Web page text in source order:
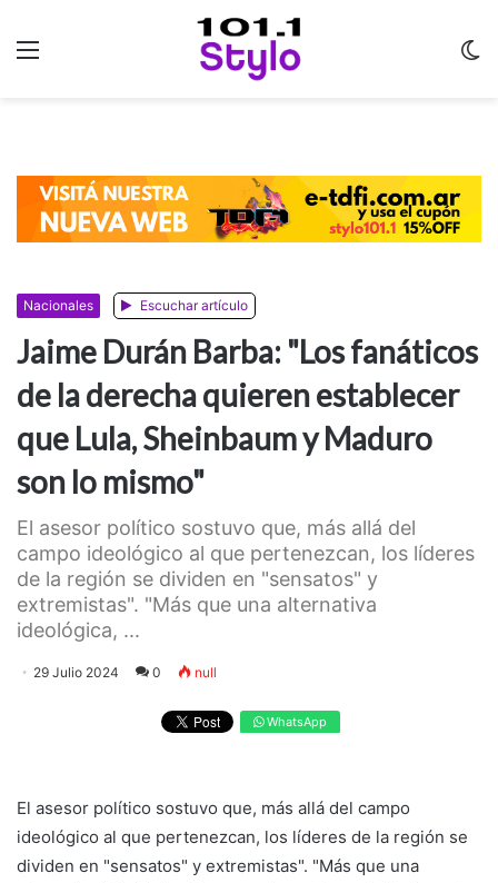
Nacionales Escuchar artículo
Jaime Durán Barba: "Los fanáticos
de la derecha quieren establecer
que Lula, Sheinbaum y Maduro
son lo mismo"
El asesor político sostuvo que, más allá del
campo ideológico al que pertenezcan, los líderes
de la región se dividen en "sensatos" y
extremistas". "Más que una alternativa
ideológica, ...
29 Julio 2024 0 null
WhatsApp
El asesor político sostuvo que, más allá del campo
ideológico al que pertenezcan, los líderes de la región se
dividen en "sensatos" y extremistas". "Más que una